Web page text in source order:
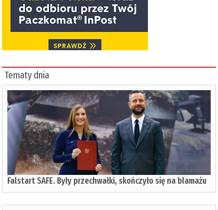
Tematy dnia
Falstart SAFE. Były przechwałki, skończyło się na blamażu